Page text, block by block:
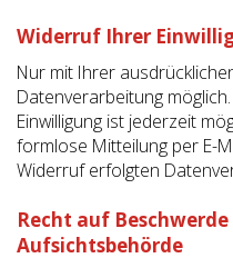
Widerruf Ihrer
Nur mit Ihrer
Datenverarbeitung
Einwilligung ist jederzeit
formlose Mitteilung per E-
Widerruf erfolgten
Recht auf
Aufsichtsbehörde